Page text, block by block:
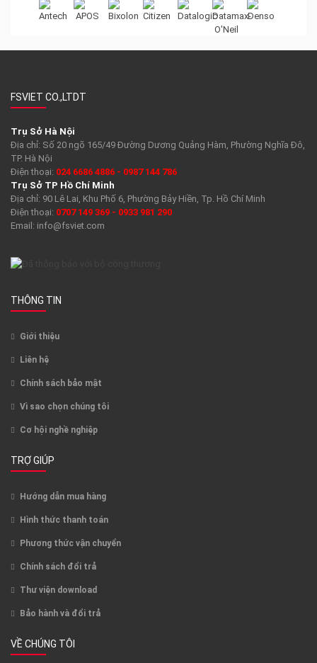
FSVIET CO.,LTDT
Trụ Sở Hà Nội
Địa chỉ: Số 20 ngõ 165/49 Đường Dương Quảng Hàm, Phường Nghĩa Đô,
TP. Hà Nội
Điện thoại: 024 6686 4886 - 0987 144 786
Trụ Sở TP Hồ Chí Minh
Địa chỉ: 90 Lê Lai, Khu Phố 6, Phường Bảy Hiền, Tp. Hồ Chí Minh
Điện thoại: 0707 149 369 - 0933 981 290
Email: info@fsviet.com
THÔNG TIN
Giới thiệu
Liên hệ
Chính sách bảo mật
Vì sao chọn chúng tôi
Cơ hội nghề nghiệp
TRỢ GIÚP
Hướng dẫn mua hàng
Hình thức thanh toán
Phương thức vận chuyển
Chính sách đổi trả
Thư viện download
Bảo hành và đổi trả
VỀ CHÚNG TÔI